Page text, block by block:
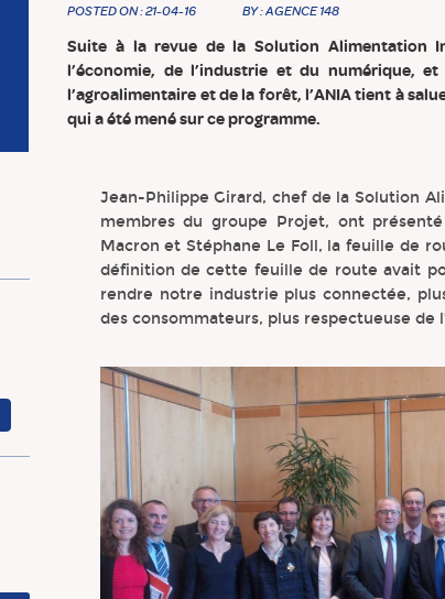
POSTED ON : 21-04-16 BY : AGENCE 148
Suite à la revue de la Solution Alimentation
l’économie, de l’industrie et du numérique,
l’agroalimentaire et de la forêt, l’ANIA tient à
qui a été mené sur ce programme.
Jean-Philippe Girard, chef de la Solution
membres du groupe Projet, ont
Macron et Stéphane Le Foll, la feuille de
définition de cette feuille de route avait
rendre notre industrie plus connectée,
des consommateurs, plus respectueuse de